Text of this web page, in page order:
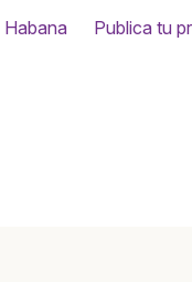
Habana
Publica tu